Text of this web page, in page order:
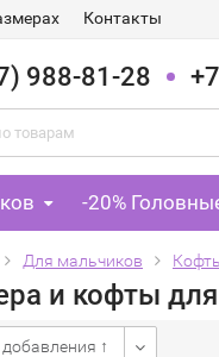
Контакты
988-81-28
-20%
Для мальчиков
и кофты
↑